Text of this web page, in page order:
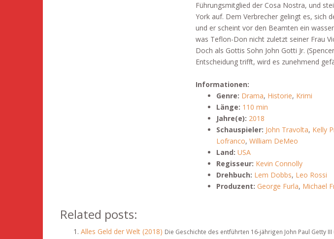
Führungsmitglied der Cosa Nostra, und
York auf. Dem Verbrecher gelingt es, sich
und er scheint vor den Beamten ein
was Teflon-Don nicht zuletzt seiner Frau
Doch als Gottis Sohn John Gotti Jr.
Entscheidung trifft, wird es zunehmend
Informationen:
Genre: Drama, Historie, Krimi
Länge: 110 min
Jahre(e): 2018
Schauspieler: John Travolta, Kelly
Lofranco, William DeMeo
Land: USA
Regisseur: Kevin Connolly
Drehbuch: Lem Dobbs, Leo Rossi
Produzent: George Furla, Michael
Related posts:
Alles Geld der Welt (2018) Die Geschichte des entführten 16-jährigen John Paul Getty